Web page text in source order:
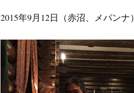
2015年9月12日（赤沼、メパンナ